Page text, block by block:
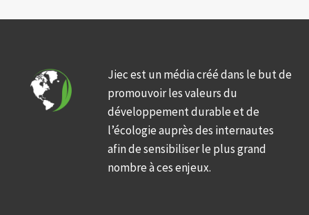
Jiec est un média créé dans le but de
promouvoir les valeurs du
développement durable et de
l’écologie auprès des internautes
afin de sensibiliser le plus grand
nombre à ces enjeux.